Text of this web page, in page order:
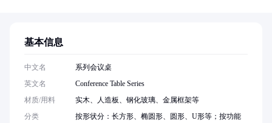
基本信息
中文名
系列会议桌
英文名
Conference Table Series
材质/用料
实木、人造板、钢化玻璃、金属框架等
分类
按形状分：长方形、椭圆形、圆形、U形等；按功能